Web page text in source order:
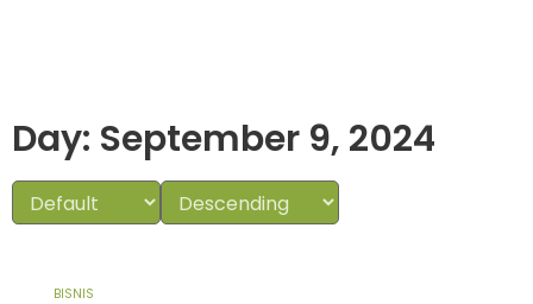
Day: September 9, 2024
BISNIS